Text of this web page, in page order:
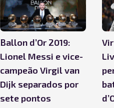
Ballon d’Or 2019:
Lionel Messi e vice-
campeão Virgil van
Dijk separados por
sete pontos